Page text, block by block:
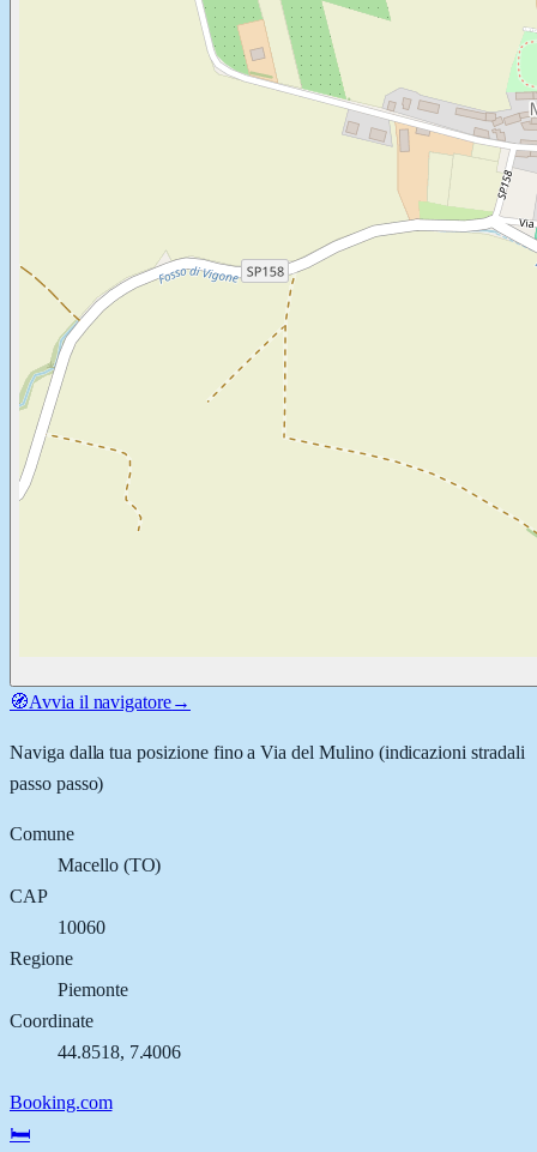
🧭Avvia il navigatore→
Naviga dalla tua posizione fino aVia del Mulino(indicazioni stradali
passo passo)
Comune
Macello(TO)
CAP
10060
Regione
Piemonte
Coordinate
44.8518, 7.4006
Booking.com
🛏️